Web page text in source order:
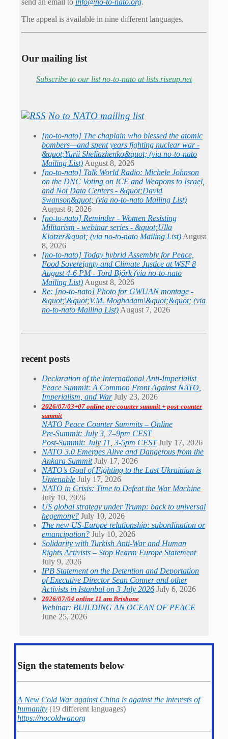
send an email to info@no-to-nato.org.
The appeal is available in nine different languages.
Our mailing list
Subscribe to our list no-to-nato at lists.riseup.net
No to NATO mailing list
[no-to-nato] The chaplain who blessed the atomic
bombers—and spent years fighting nuclear war -
&quot;Yurii Sheliazhenko&quot; (via no-to-nato
Mailing List) August 8, 2026
[no-to-nato] Talk World Radio: Michele Johnson
on the DNC Voting on ICE and Weapons to Israel,
and Not Data Centers - &quot;David
Swanson&quot; (via no-to-nato Mailing List)
August 8, 2026
[no-to-nato] Reminder - Women Resisting
Militarism - webinar series - &quot;Ulla
Klotzer&quot; (via no-to-nato Mailing List) August
8, 2026
[no-to-nato] Today hybrid Assembly for Peace,
Food Sovereignty and Climate Justice at WSF 8
August 4-6 PM - Tord Björk (via no-to-nato
Mailing List) August 8, 2026
Re: [no-to-nato] Photo for GWUAN montage -
&quot;\&quot;V.M. Moghadam\&quot;&quot; (via
no-to-nato Mailing List) August 7, 2026
recent posts
Declaration of the International Anti-Imperialist
Peace Summit: A Common Front Against NATO,
Imperialism, and War July 23, 2026
2026/07/03+07 online pre-counter summit + post-counter
summit
NATO Peace Counter Summits – Online
Pre-Summit: July 3, 7–9pm CEST
Post-Summit: July 11, 3-5pm CEST July 17, 2026
NATO 3.0 Emerges Alive and Dangerous from the
Ankara Summit July 17, 2026
NATO’s Goal of Fighting to the Last Ukrainian is
Untenable July 17, 2026
NATO in Crisis: Time to Defeat the War Machine
July 10, 2026
US global strategy under Trump: back to universal
hegemony? July 10, 2026
The new US-Europe relationship: subordination or
emancipation? July 10, 2026
Solidarity with Turkish Anti-War and Human
Rights Activists – Stop Rearm Europe Statement
July 9, 2026
IPB Statement on the Detention and Deportation
of Executive Director Sean Conner and other
Activists in Istanbul on 3 July 2026 July 6, 2026
2026/07/04 online 11 am Brisbane
Webinar: BUILDING AN OCEAN OF PEACE
June 25, 2026
Sign the statements below
A New Cold War against China is against the interests of
humanity (19 different languages)
https://nocoldwar.org